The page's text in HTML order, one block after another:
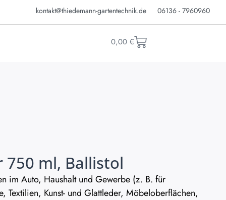
kontakt@thiedemann-gartentechnik.de 06136 - 7960960
0,00 €
750 ml, Ballistol
im Auto, Haushalt und Gewerbe (z. B. für
Textilien, Kunst- und Glattleder, Möbeloberflächen,